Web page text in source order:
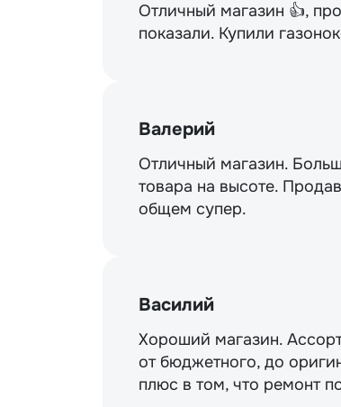
Отличный магазин 👍,
показали. Купили
Валерий
Отличный магазин.
товара на высоте.
общем супер.
Василий
Хороший магазин.
от бюджетного, до
плюс в том, что ремонт